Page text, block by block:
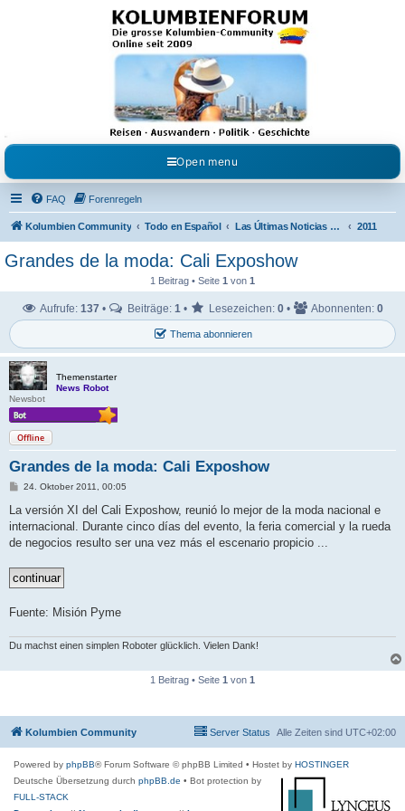
Kolumbienforum - Das
grosse Forum der
Freunde Kolumbiens
Reisen, Auswandern, Kultur, Politik, Geschichte und Visum in Kolumbien und Venezuela.
Austausch, Erfahrungen und Gemeinschaft im Kolumbienforum
Open menu
FAQ Forenregeln
Kolumbien Community Todo en Español Las Últimas Noticias en Español 2011
Grandes de la moda: Cali Exposhow
1 Beitrag • Seite 1 von 1
Thema abonnieren
Aufrufe: 137 • Beiträge: 1 • Lesezeichen: 0 • Abonnenten: 0
Themenstarter
News Robot
Newsbot
Offline
Grandes de la moda: Cali Exposhow
B
i
r
a
24. Oktober 2011, 00:05
La versión XI del Cali Exposhow, reunió lo mejor de la moda nacional e
internacional. Durante cinco días del evento, la feria comercial y la rueda
de negocios resulto ser una vez más el escenario propicio ...
Fuente: Misión Pyme
Du machst einen simplen Roboter glücklich. Vielen Dank!
1 Beitrag • Seite 1 von 1
Kolumbien Community Alle Zeiten sind UTC+02:00
Server Status
Powered by phpBB® Forum Software © phpBB Limited • Hostet by HOSTINGER
Deutsche Übersetzung durch phpBB.de • Bot protection by
FULL-STACK